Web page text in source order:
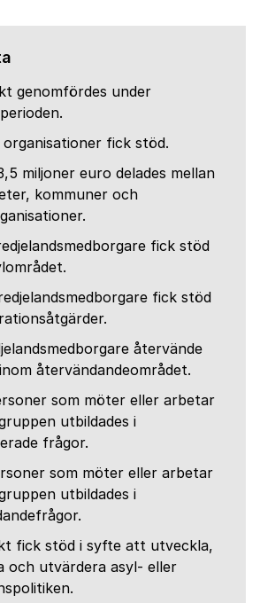
genomfördes under
organisationer fick stöd.
miljoner euro delades mellan
kommuner och
fick stöd
fick stöd
återvände
återvändandeområdet.
som möter eller arbetar
utbildades i
frågor.
som möter eller arbetar
utbildades i
fick stöd i syfte att utveckla,
och utvärdera asyl- eller